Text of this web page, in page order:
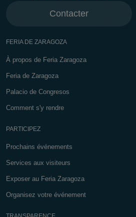
Contacter
FERIA DE ZARAGOZA
À propos de Feria Zaragoza
Feria de Zaragoza
Palacio de Congresos
Comment s'y rendre
PARTICIPEZ
Prochains événements
Services aux visiteurs
Exposer au Feria Zaragoza
Organisez votre événement